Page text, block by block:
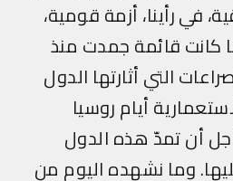
رأينا، أزمة قومية،
قائمة جمدت منذ
التي أثارتها الدول
أيام روسيا
تمدّ هذه الدول
وما نشهده اليوم من